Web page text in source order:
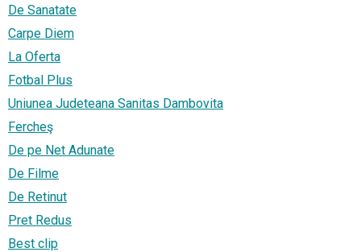
De Sanatate
Carpe Diem
La Oferta
Fotbal Plus
Uniunea Judeteana Sanitas Dambovita
Fercheş
De pe Net Adunate
De Filme
De Retinut
Pret Redus
Best clip